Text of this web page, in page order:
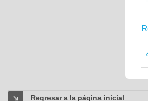
Regresar a la página inicial